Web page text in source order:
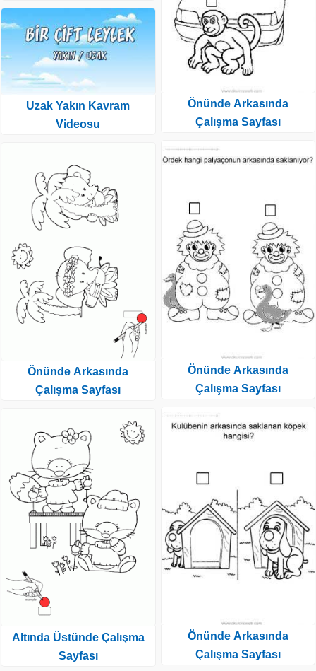
Uzak Yakın Kavram
Videosu
Önünde Arkasında
Çalışma Sayfası
Altında Üstünde Çalışma
Sayfası
Önünde Arkasında
Çalışma Sayfası
Önünde Arkasında
Çalışma Sayfası
Önünde Arkasında
Çalışma Sayfası